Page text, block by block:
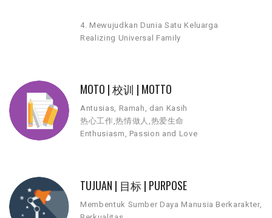
4. Mewujudkan Dunia Satu Keluarga
Realizing Universal Family
MOTO | 校训 | MOTTO
Antusias, Ramah, dan Kasih
热心工作,热情做人,热爱生命
Enthusiasm, Passion and Love
TUJUAN | 目标 | PURPOSE
Membentuk Sumber Daya Manusia Berkarakter,